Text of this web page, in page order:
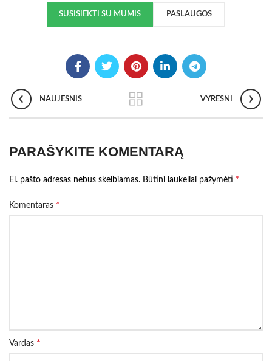
SUSISIEKTI SU MUMIS PASLAUGOS
NAUJESNIS VYRESNI
PARAŠYKITE KOMENTARĄ
El. pašto adresas nebus skelbiamas. Būtini laukeliai pažymėti *
Komentaras *
Vardas *